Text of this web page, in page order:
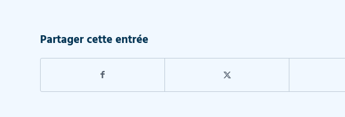
Partager cette entrée